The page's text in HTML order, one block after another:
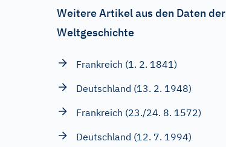
Weitere Artikel aus den Daten der
Weltgeschichte
Frankreich (1. 2. 1841)
Deutschland (13. 2. 1948)
Frankreich (23./24. 8. 1572)
Deutschland (12. 7. 1994)